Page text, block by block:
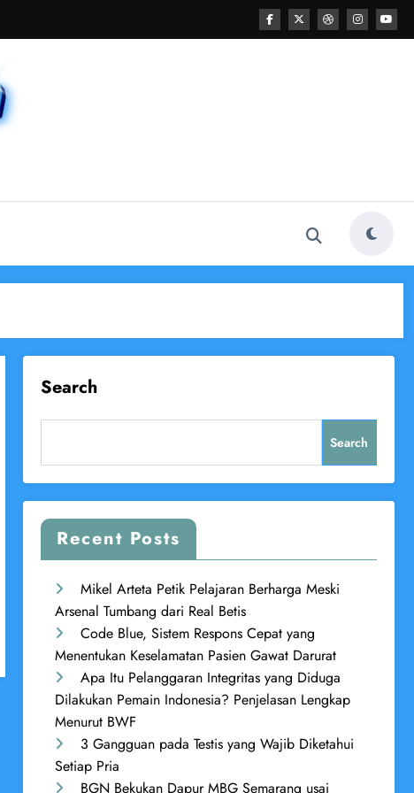
Search
Search
Recent Posts
Mikel Arteta Petik Pelajaran Berharga Meski
Arsenal Tumbang dari Real Betis
Code Blue, Sistem Respons Cepat yang
Menentukan Keselamatan Pasien Gawat Darurat
Apa Itu Pelanggaran Integritas yang Diduga
Dilakukan Pemain Indonesia? Penjelasan Lengkap
Menurut BWF
3 Gangguan pada Testis yang Wajib Diketahui
Setiap Pria
BGN Bekukan Dapur MBG Semarang usai